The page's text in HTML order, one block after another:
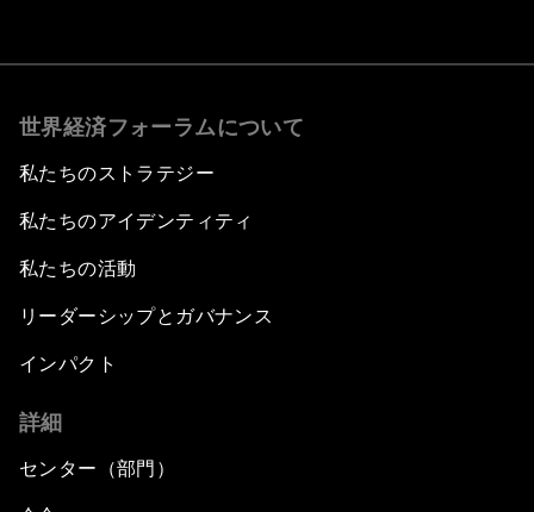
世界経済フォーラムについて
私たちのストラテジー
私たちのアイデンティティ
私たちの活動
リーダーシップとガバナンス
インパクト
詳細
センター（部門）